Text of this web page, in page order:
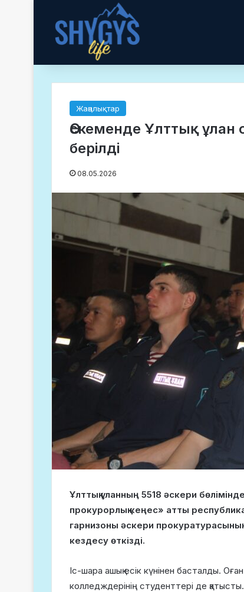
Жаңалықтар
Өскеменде Ұлттық
берілді
08.05.2026
Ұлттық ұланның 5518 әскери
прокурорлық кеңес» атты
гарнизоны әскери
кездесу өткізді.
Іс-шара ашық есік күнінен басталды.
колледждерінің студенттері де